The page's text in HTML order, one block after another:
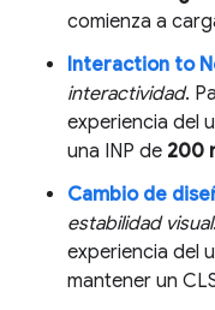
comienza a
Interaction to
interactividad.
experiencia del
una INP de 200
Cambio de
estabilidad visual
experiencia del
mantener un